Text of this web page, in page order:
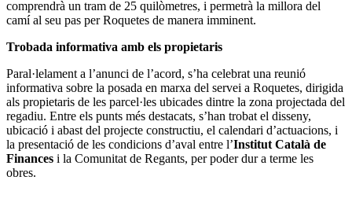
comprendrà un tram de 25 quilòmetres, i permetrà la millora del
camí al seu pas per Roquetes de manera imminent.
Trobada informativa amb els propietaris
Paral·lelament a l’anunci de l’acord, s’ha celebrat una reunió
informativa sobre la posada en marxa del servei a Roquetes, dirigida
als propietaris de les parcel·les ubicades dintre la zona projectada del
regadiu. Entre els punts més destacats, s’han trobat el disseny,
ubicació i abast del projecte constructiu, el calendari d’actuacions, i
la presentació de les condicions d’aval entre l’Institut Català de
Finances i la Comunitat de Regants, per poder dur a terme les
obres.